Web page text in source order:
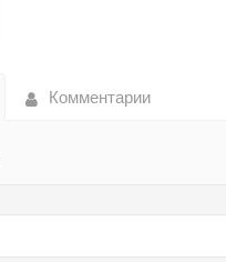
Комментарии